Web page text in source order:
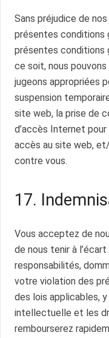
Sans préjudice de
présentes conditions
présentes conditions
ce soit, nous
jugeons appropriées
suspension
site web, la prise de
d’accès Internet
accès au site web,
contre vous.
17.
Vous acceptez de
de nous tenir à
responsabilités,
votre violation des
des lois applicables,
intellectuelle et les
rembourserez